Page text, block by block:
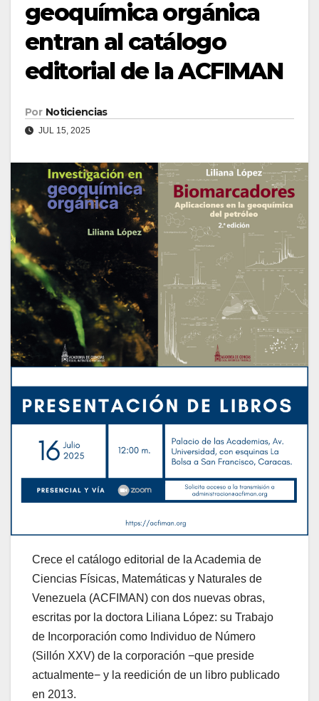
geoquímica orgánica
entran al catálogo
editorial de la ACFIMAN
Por Noticiencias
JUL 15, 2025
Crece el catálogo editorial de la Academia de
Ciencias Físicas, Matemáticas y Naturales de
Venezuela (ACFIMAN) con dos nuevas obras,
escritas por la doctora Liliana López: su Trabajo
de Incorporación como Individuo de Número
(Sillón XXV) de la corporación −que preside
actualmente− y la reedición de un libro publicado
en 2013.